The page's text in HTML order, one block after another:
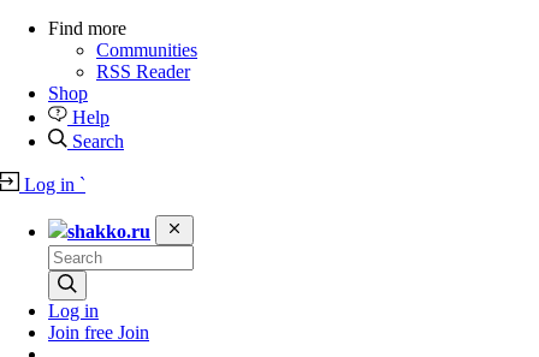
Find more
Communities
RSS Reader
Shop
Help
Search
Log in `
shakko.ru
Log in
Join free Join